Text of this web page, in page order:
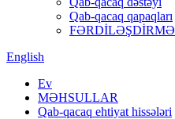
Qab-qacaq qapaqları
FƏRDİLƏŞDİRMƏ
English
Ev
MƏHSULLAR
Qab-qacaq ehtiyat hissələri